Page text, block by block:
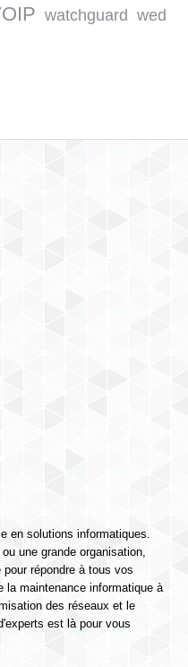
watchguard wed
en solutions informatiques.
une grande organisation,
répondre à tous vos
la maintenance informatique à
des réseaux et le
est là pour vous